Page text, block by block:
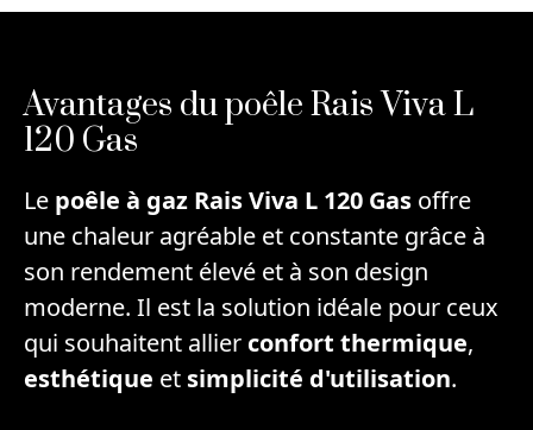
Avantages du poêle Rais Viva L
120 Gas
Le poêle à gaz Rais Viva L 120 Gas offre
une chaleur agréable et constante grâce à
son rendement élevé et à son design
moderne. Il est la solution idéale pour ceux
qui souhaitent allier confort thermique,
esthétique et simplicité d'utilisation.